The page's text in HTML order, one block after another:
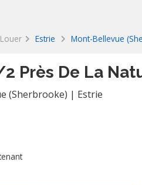
Estrie Mont-Bellevue
Près De La
(Sherbrooke) | Estrie